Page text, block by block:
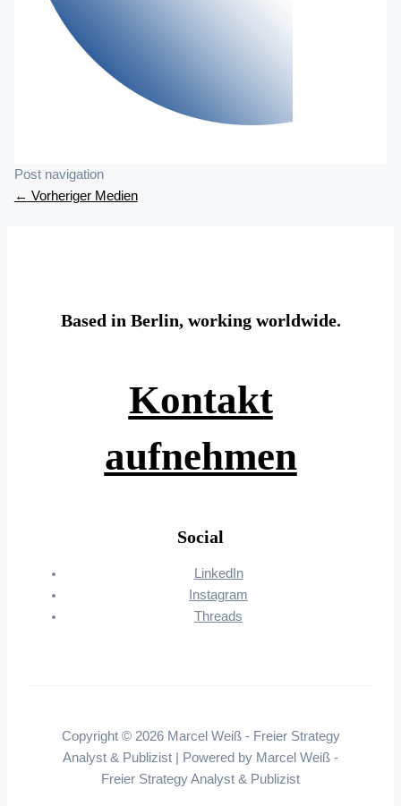
Post navigation
← Vorheriger Medien
Based in Berlin, working worldwide.
Kontakt
aufnehmen
Social
LinkedIn
Instagram
Threads
Copyright © 2026 Marcel Weiß - Freier Strategy
Analyst & Publizist | Powered by Marcel Weiß -
Freier Strategy Analyst & Publizist